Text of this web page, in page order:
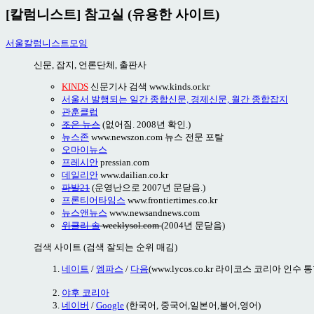
[칼럼니스트] 참고실 (유용한 사이트)
서울칼럼니스트모임
신문, 잡지, 언론단체, 출판사
KINDS 신문기사 검색 www.kinds.or.kr
서울서 발행되는 일간 종합신문, 경제신문, 월간 종합잡지
관훈클럽
조은 뉴스 (없어짐. 2008년 확인.)
뉴스존 www.newszon.com 뉴스 전문 포탈
오마이뉴스
프레시안 pressian.com
데일리안 www.dailian.co.kr
파발21 (운영난으로 2007년 문닫음.)
프론티어타임스 www.frontiertimes.co.kr
뉴스앤뉴스 www.newsandnews.com
위클리 솔weeklysol.com(2004년 문닫음)
검색 사이트 (검색 잘되는 순위 매김)
네이트 / 엠파스 / 다음(www.lycos.co.kr 라이코스 코리아 인수
야후 코리아
네이버 / Google (한국어, 중국어,일본어,불어,영어)